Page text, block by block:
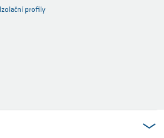
Izolační profily